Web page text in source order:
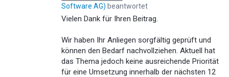
Software AG) beantwortet
Vielen Dank für Ihren Beitrag.
Wir haben Ihr Anliegen sorgfältig geprüft und
können den Bedarf nachvollziehen. Aktuell hat
das Thema jedoch keine ausreichende Priorität
für eine Umsetzung innerhalb der nächsten 12